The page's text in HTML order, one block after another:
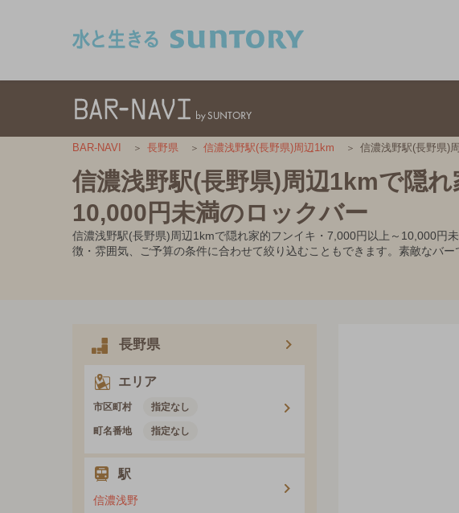
BAR-NAVI 長野県 信濃浅野駅(長野県)周辺1km 信濃浅野駅(長野県)
信濃浅野駅(長野県)周辺1kmで隠
10,000円未満のロックバー
信濃浅野駅(長野県)周辺1kmで隠れ家的フンイキ・7,000円以上～10,000円
徴・雰囲気、ご予算の条件に合わせて絞り込むこともできます。素敵なバー
長野県
エリア
市区町村 指定なし
町名番地 指定なし
駅
信濃浅野